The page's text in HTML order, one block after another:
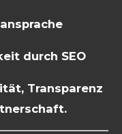
durch SEO
Transparenz